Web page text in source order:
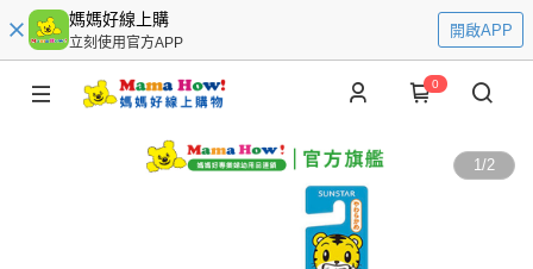
媽媽好線上購
立刻使用官方APP
開啟APP
0
1/2